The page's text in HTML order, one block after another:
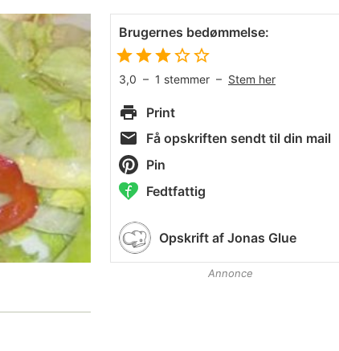
Brugernes bedømmelse:
3,0 – 1 stemmer – Stem her
Print
Få opskriften sendt til din mail
Pin
Fedtfattig
Opskrift af Jonas Glue
Annonce